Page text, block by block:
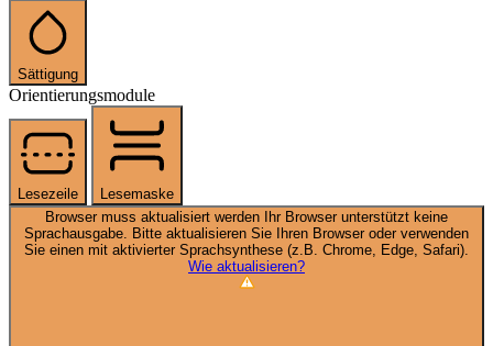
Sättigung
Orientierungsmodule
Lesezeile
Lesemaske
Browser muss aktualisiert werden
Ihr Browser unterstützt keine
Sprachausgabe. Bitte aktualisieren Sie Ihren Browser oder verwenden
Sie einen mit aktivierter Sprachsynthese (z.B. Chrome, Edge, Safari).
Wie aktualisieren?